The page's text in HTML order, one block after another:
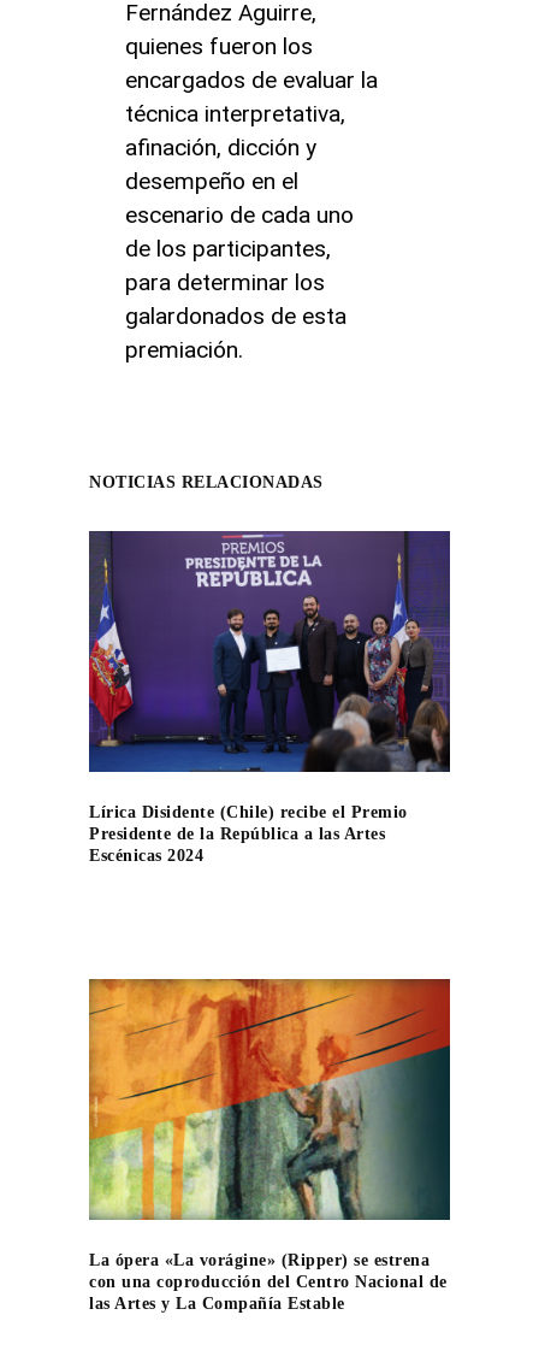
Fernández Aguirre,
quienes fueron los
encargados de evaluar la
técnica interpretativa,
afinación, dicción y
desempeño en el
escenario de cada uno
de los participantes,
para determinar los
galardonados de esta
premiación.
NOTICIAS RELACIONADAS
Lírica Disidente (Chile) recibe el Premio
Presidente de la República a las Artes
Escénicas 2024
La ópera «La vorágine» (Ripper) se estrena
con una coproducción del Centro Nacional de
las Artes y La Compañía Estable